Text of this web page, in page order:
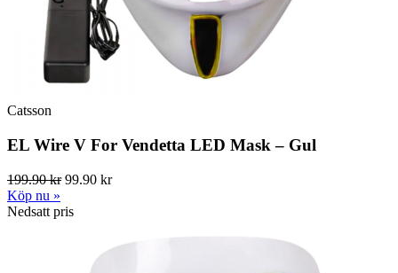
Catsson
EL Wire V For Vendetta LED Mask – Gul
199.90 kr99.90 kr
Köp nu »
Nedsatt pris